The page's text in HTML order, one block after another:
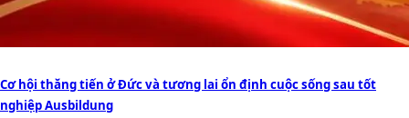
Cơ hội thăng tiến ở Đức và tương lai ổn định cuộc sống sau tốt
nghiệp Ausbildung